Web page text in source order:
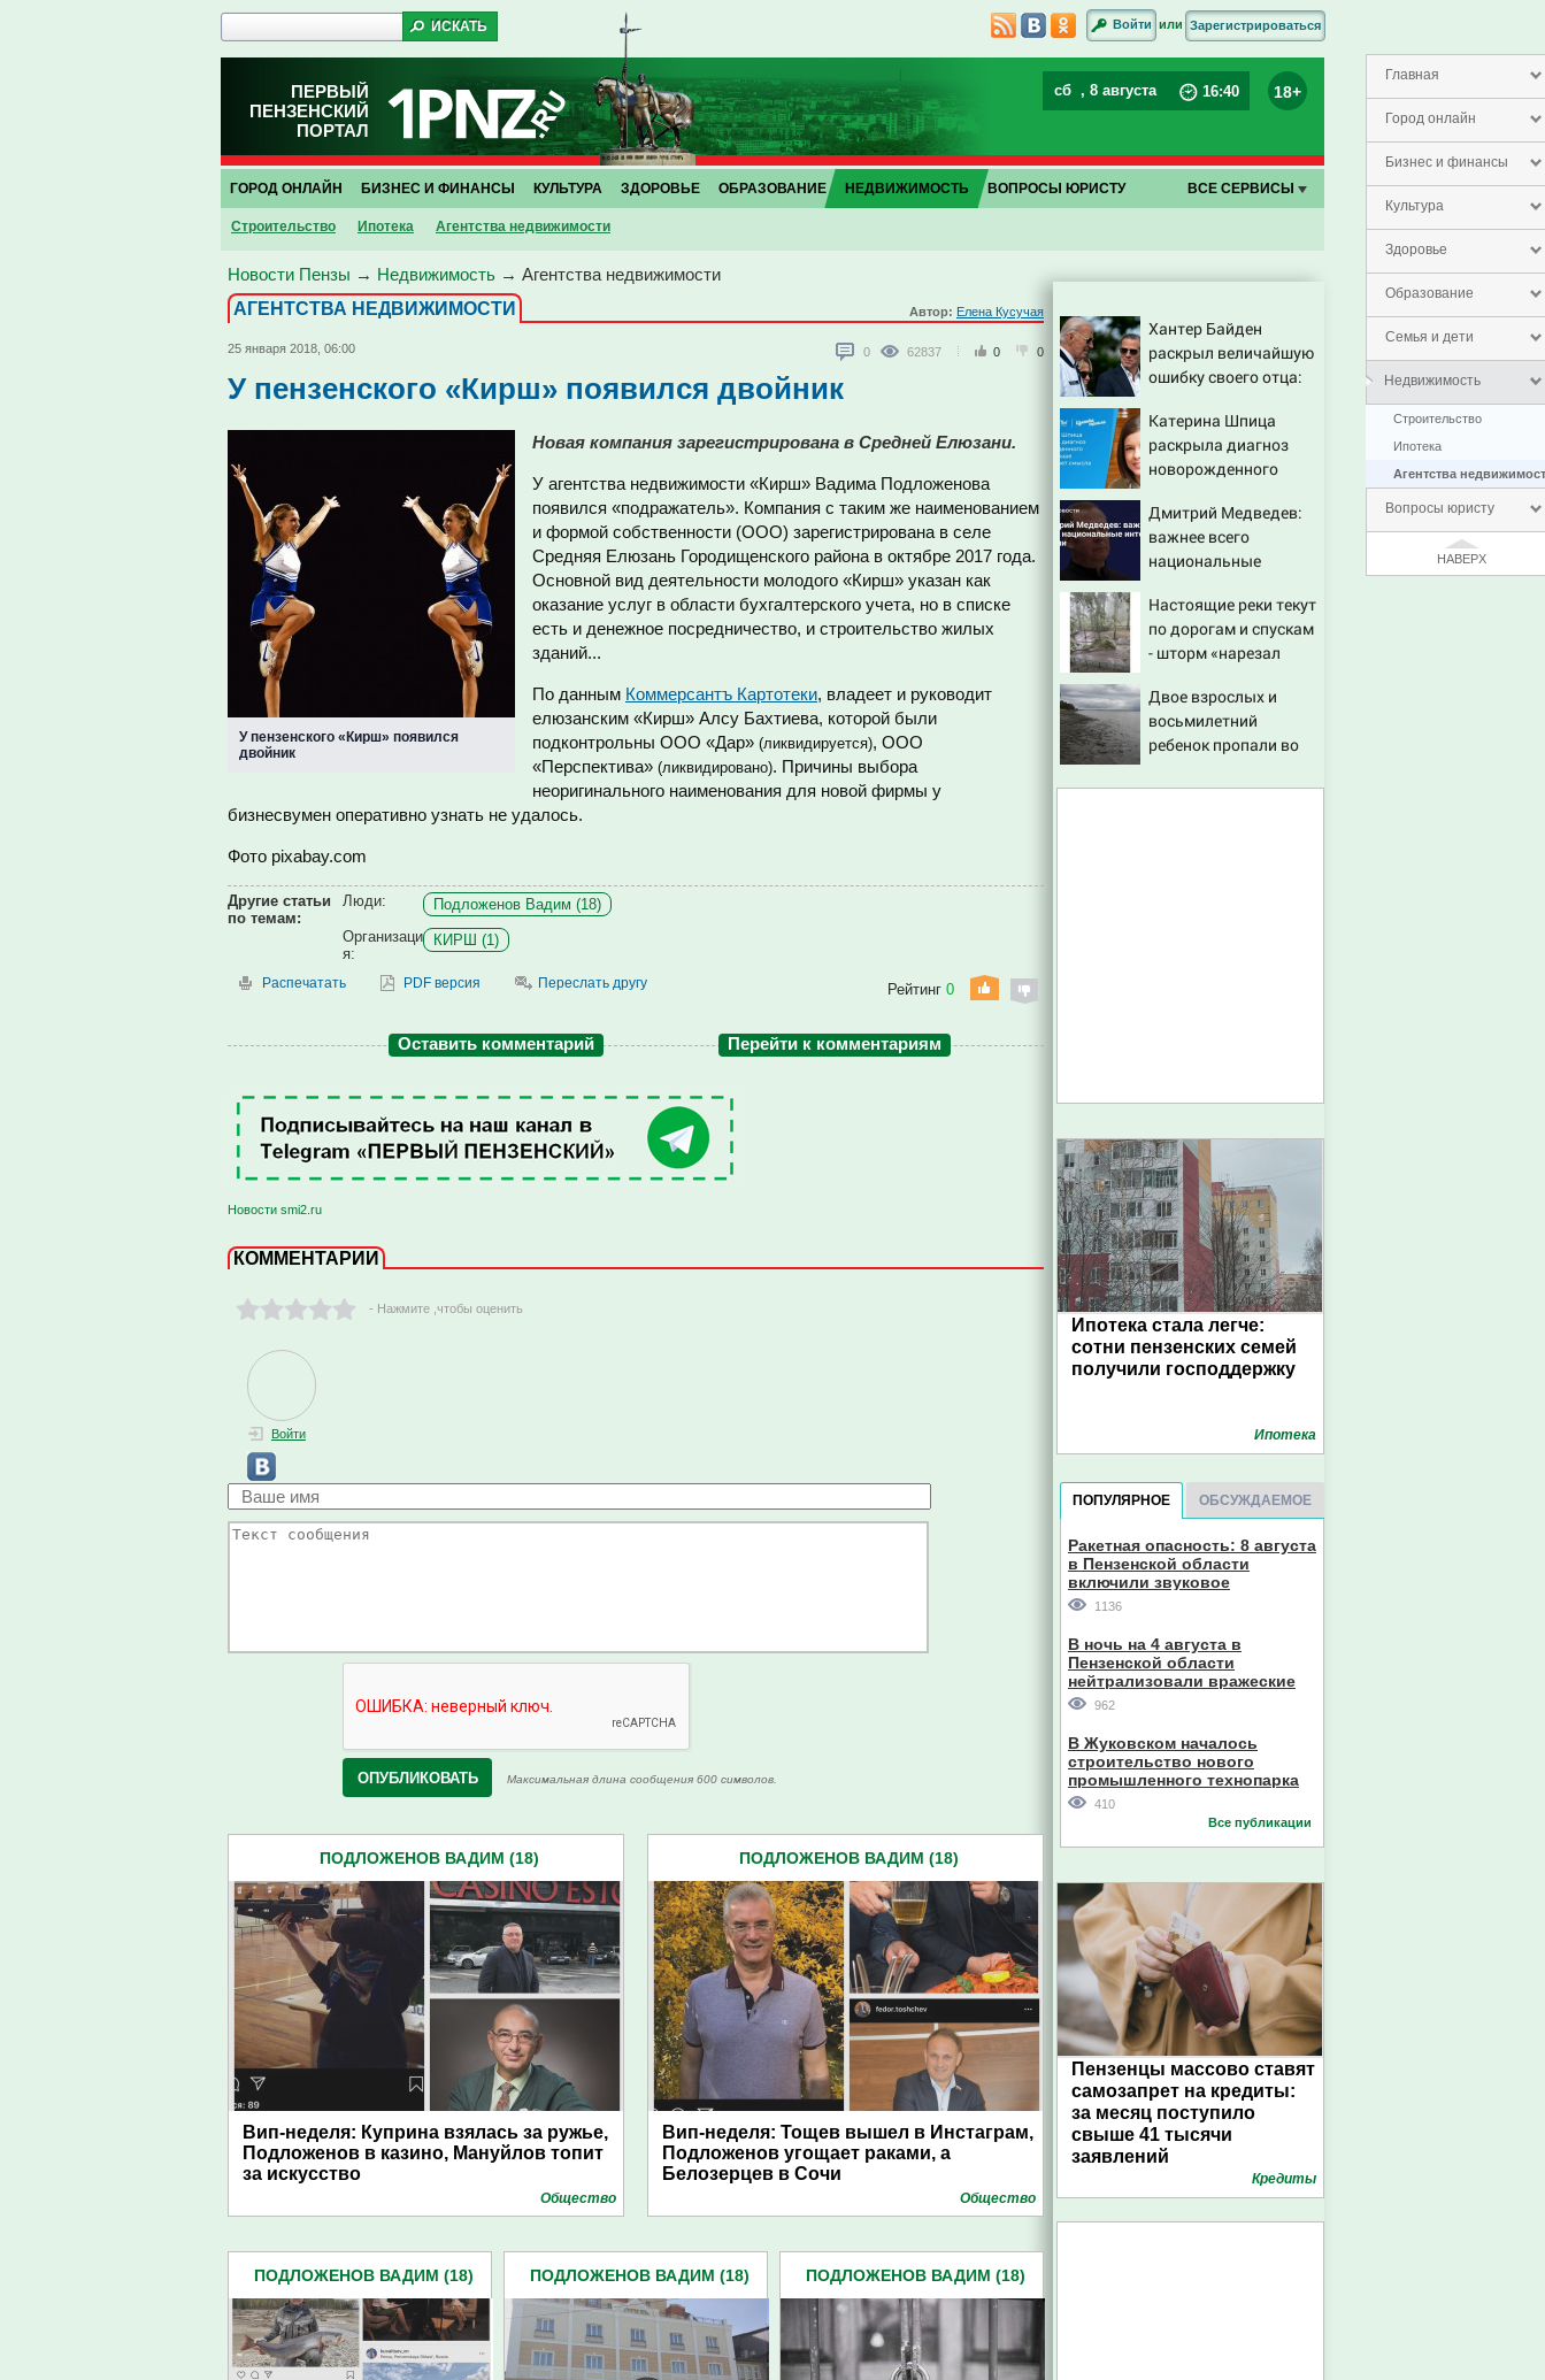
Главная
Город онлайн
Бизнес и финансы
Культура
Здоровье
Образование
Семья и дети
Недвижимость
Строительство
Ипотека
Агентства
Вопросы юристу
НАВЕРХ
Войти или Зарегистрироваться
ПЕРВЫЙ
ПЕНЗЕНСКИЙ
ПОРТАЛ
сб , 8 августа 16:40 18+
ГОРОД ОНЛАЙН БИЗНЕС И ФИНАНСЫ КУЛЬТУРА ЗДОРОВЬЕ ОБРАЗОВАНИЕ НЕДВИЖИМОСТЬ
Строительство Ипотека Агентства недвижимости
ВОПРОСЫ ЮРИСТУ ВСЕ СЕРВИСЫ
Новости Пензы → Недвижимость → Агентства недвижимости
АГЕНТСТВА НЕДВИЖИМОСТИ
Автор: Елена Кусучая
25 января 2018, 06:00 0 62837 0 0
У пензенского «Кирш» появился двойник
У пензенского «Кирш» появился
двойник
Новая компания зарегистрирована в Средней Елюзани.
У агентства недвижимости «Кирш» Вадима Подложенова
появился «подражатель». Компания с таким же наименованием
и формой собственности (ООО) зарегистрирована в селе
Средняя Елюзань Городищенского района в октябре 2017 года.
Основной вид деятельности молодого «Кирш» указан как
оказание услуг в области бухгалтерского учета, но в списке
есть и денежное посредничество, и строительство жилых
зданий...
По данным Коммерсантъ Картотеки, владеет и руководит
елюзанским «Кирш» Алсу Бахтиева, которой были
подконтрольны ООО «Дар» (ликвидируется), ООО
«Перспектива» (ликвидировано). Причины выбора
неоригинального наименования для новой фирмы у
бизнесвумен оперативно узнать не удалось.
Фото pixabay.com
Другие статьи
по темам:
Люди:
Подложенов Вадим (18)
Организаци
я:
КИРШ (1)
Распечатать PDF версия Переслать другу Рейтинг 0
Оставить комментарий Перейти к комментариям
Новости smi2.ru
КОММЕНТАРИИ
- Нажмите ,чтобы оценить
Войти
Максимальная длина сообщения 600 символов.
ПОДЛОЖЕНОВ ВАДИМ (18)
Вип-неделя: Куприна взялась за ружье,
Подложенов в казино, Мануйлов топит
за искусство
Общество
ПОДЛОЖЕНОВ ВАДИМ (18)
Вип-неделя: Тощев вышел в Инстаграм,
Подложенов угощает раками, а
Белозерцев в Сочи
Общество
ПОДЛОЖЕНОВ ВАДИМ (18) ПОДЛОЖЕНОВ ВАДИМ (18) ПОДЛОЖЕНОВ ВАДИМ (18)
Хантер Байден
раскрыл величайшую
ошибку своего отца:
Трампа
Катерина Шпица
раскрыла диагноз
новорожденного
молчать нет смысла
Дмитрий Медведев:
важнее всего
национальные
Настоящие реки текут
по дорогам и спускам
- шторм «нарезал
службам Сызрани
Двое взрослых и
восьмилетний
ребенок пропали во
08/08/2026 – Новости
Ипотека стала легче:
сотни пензенских семей
получили господдержку
Ипотека
ПОПУЛЯРНОЕ ОБСУЖДАЕМОЕ
Ракетная опасность: 8 августа
в Пензенской области
включили звуковое
оповещение
1136
В ночь на 4 августа в
Пензенской области
нейтрализовали вражеские
дроны
962
В Жуковском началось
строительство нового
промышленного технопарка
410
Все публикации
Пензенцы массово ставят
самозапрет на кредиты:
за месяц поступило
свыше 41 тысячи
заявлений
Кредиты